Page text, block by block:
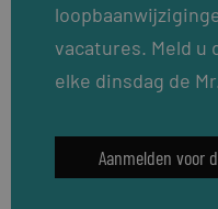
vacatures. Meld u
elke dinsdag de
Aanmelden voor